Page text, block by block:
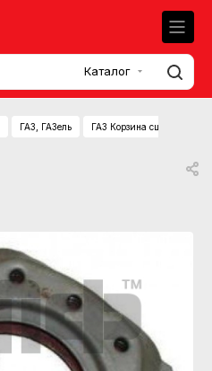
Каталог
ГАЗ, ГАЗель ГАЗ Корзина сцепления